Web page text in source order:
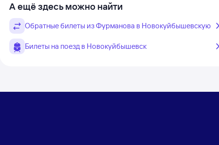
А ещё здесь можно найти
Обратные билеты из Фурманова в Новокуйбышевскую
Билеты на поезд в Новокуйбышевск